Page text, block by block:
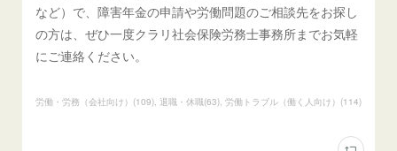
など）で、障害年金の申請や労働問題のご相談先をお探し
の方は、ぜひ一度クラリ社会保険労務士事務所までお気軽
にご連絡ください。
労働・労務（会社向け） (109) 退職・休職(63) 労働トラブル（働く人向け） (114)